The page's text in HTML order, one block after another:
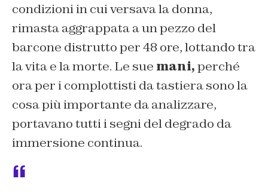
condizioni in cui versava la donna,
rimasta aggrappata a un pezzo del
barcone distrutto per 48 ore, lottando tra
la vita e la morte. Le sue mani,perché
ora per i complottisti da tastiera sono la
cosa più importante da analizzare,
portavano tutti i segni del degrado da
immersione continua.